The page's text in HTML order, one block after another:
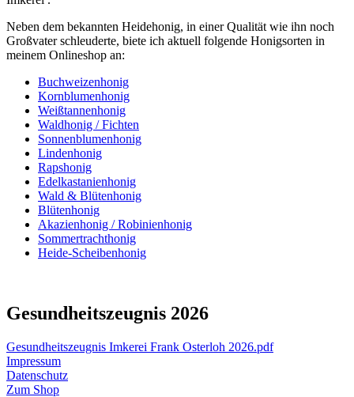
Neben dem bekannten Heidehonig, in einer Qualität wie ihn noch
Großvater schleuderte, biete ich aktuell folgende Honigsorten in
meinem Onlineshop an:
Buchweizenhonig
Kornblumenhonig
Weißtannenhonig
Waldhonig / Fichten
Sonnenblumenhonig
Lindenhonig
Rapshonig
Edelkastanienhonig
Wald & Blütenhonig
Blütenhonig
Akazienhonig / Robinienhonig
Sommertrachthonig
Heide-Scheibenhonig
Gesundheitszeugnis 2026
Gesundheitszeugnis Imkerei Frank Osterloh 2026.pdf
Impressum
Datenschutz
Zum Shop